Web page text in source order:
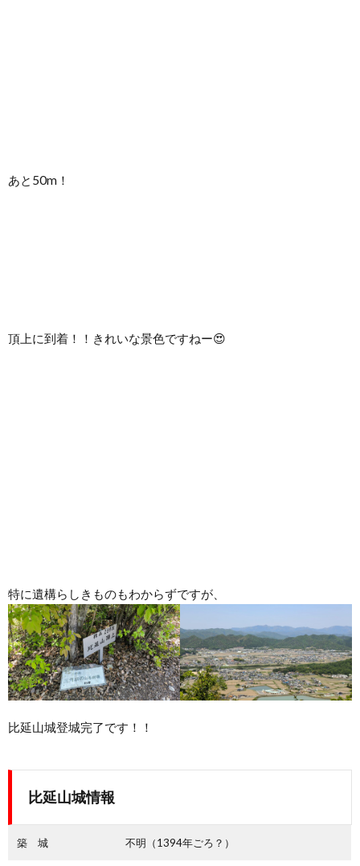
あと50m！
頂上に到着！！きれいな景色ですねー😍
特に遺構らしきものもわからずですが、
比延山城登城完了です！！
比延山城情報
築 城 不明（1394年ごろ？）